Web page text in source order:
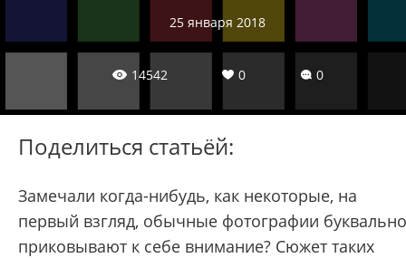
25 января 2018
14542 0 0
Поделиться статьёй:
Замечали когда-нибудь, как некоторые, на
первый взгляд, обычные фотографии буквально
приковывают к себе внимание? Сюжет таких